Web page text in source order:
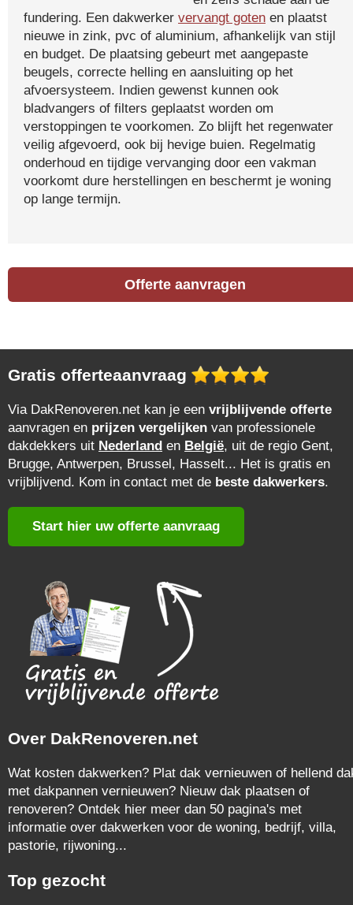
fundering. Een dakwerker vervangt goten en plaatst
nieuwe in zink, pvc of aluminium, afhankelijk van stijl
en budget. De plaatsing gebeurt met aangepaste
beugels, correcte helling en aansluiting op het
afvoersysteem. Indien gewenst kunnen ook
bladvangers of filters geplaatst worden om
verstoppingen te voorkomen. Zo blijft het regenwater
veilig afgevoerd, ook bij hevige buien. Regelmatig
onderhoud en tijdige vervanging door een vakman
voorkomt dure herstellingen en beschermt je woning
op lange termijn.
Offerte aanvragen
Gratis offerteaanvraag
Via DakRenoveren.net kan je een vrijblijvende offerte
aanvragen en prijzen vergelijken van professionele
dakdekkers uit Nederland en België, uit de regio Gent,
Brugge, Antwerpen, Brussel, Hasselt... Het is gratis en
vrijblijvend. Kom in contact met de beste dakwerkers.
Start hier uw offerte aanvraag
Over DakRenoveren.net
Wat kosten dakwerken? Plat dak vernieuwen of hellend
met dakpannen vernieuwen? Nieuw dak plaatsen of
renoveren? Ontdek hier meer dan 50 pagina's met
informatie over dakwerken voor de woning, bedrijf, villa,
pastorie, rijwoning...
Top gezocht